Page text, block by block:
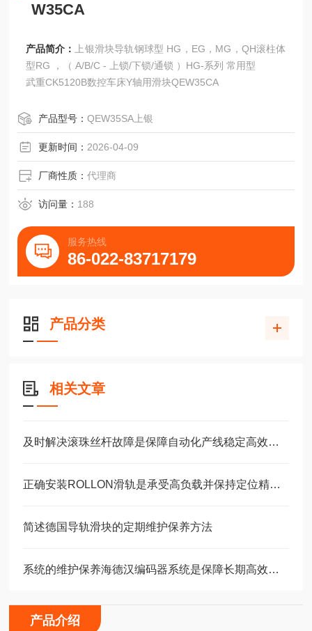
W35CA
产品简介：
上银滑块导轨钢球型 HG，EG，MG，QH滚柱体
型RG ，（ A/B/C - 上锁/下锁/通锁 ）HG-系列 常用型
武重CK5120B数控车床Y轴用滑块QEW35CA
产品型号：QEW35SA上银
更新时间： 2026-04-09
厂商性质：代理商
访问量： 188
服务热线
86-022-83717179
产品分类
相关文章
及时解决滚珠丝杆故障是保障自动化产线稳定高效的关键
正确安装ROLLON滑轨是承受高负载并保持定位精度的关键
简述德国导轨滑块的定期维护保养方法
系统的维护保养海德汉编码器系统是保障长期高效运转的重要环节
产品介绍